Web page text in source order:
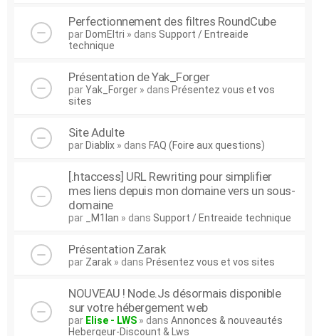
Perfectionnement des filtres RoundCube
par DomEltri » dans Support / Entreaide
technique
Présentation de Yak_Forger
parYak_Forger » dans Présentez vous et vos
sites
Site Adulte
par Diablix » dans FAQ (Foire aux questions)
[.htaccess] URL Rewriting pour simplifier
mes liens depuis mon domaine vers un sous-
domaine
par _M1lan » dans Support / Entreaide technique
Présentation Zarak
par Zarak » dans Présentez vous et vos sites
NOUVEAU ! Node.Js désormais disponible
sur votre hébergement web
par Elise - LWS » dans Annonces & nouveautés
Hebergeur-Discount & Lws